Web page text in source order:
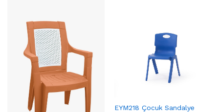
EYM218 Çocuk Sandalye